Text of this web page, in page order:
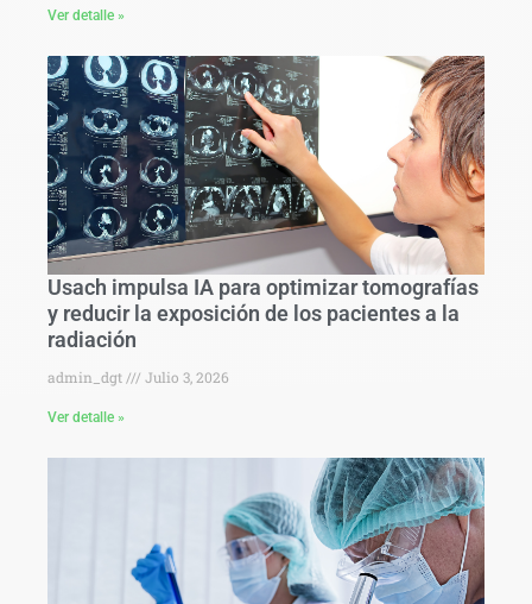
Ver detalle »
Usach impulsa IA para optimizar tomografías
y reducir la exposición de los pacientes a la
radiación
admin_dgt Julio 3, 2026
Ver detalle »